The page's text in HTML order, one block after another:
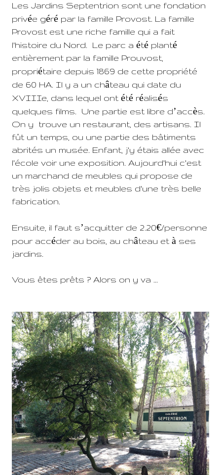
Les Jardins Septentrion sont une fondation
privée géré par la famille Provost. La famille
Provost est une riche famille qui a fait
l'histoire du Nord.
Le parc a été planté
entièrement par la famille Prouvost,
propriétaire depuis 1869 de cette propriété
de 60 HA. Il y a un château qui date du
XVIIIe, dans lequel ont été réalisés
quelques films. Une partie est libre d’accès.
On y trouve un restaurant, des artisans. Il
fût un temps, ou une partie des bâtiments
abrités un musée. Enfant , j'y étais allée avec
l'école voir une exposition. Aujourd'hui c'est
un marchand de meubles qui propose de
très jolis objets et meubles d'une très belle
fabrication.
Ensuite, il faut s’acquitter de 2.20€/personne
pour accéder au bois, au château et à ses
jardins.
Vous êtes prêts ? Alors on y va ...